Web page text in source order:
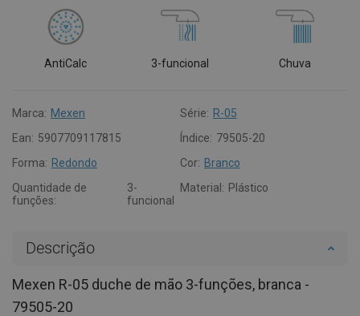
AntiCalc 3-funcional Chuva
Marca: Mexen Série: R-05
Ean: 5907709117815 Índice: 79505-20
Forma: Redondo Cor: Branco
Quantidade de
funções:
3-
funcional
Material: Plástico
Descrição
Mexen R-05 duche de mão 3-funções, branca -
79505-20